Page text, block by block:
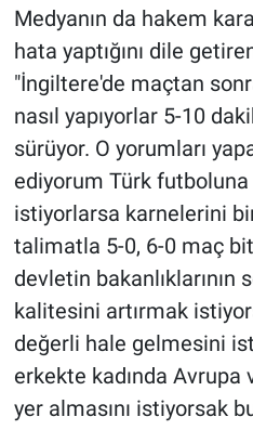
Medyanın da hakem
hata yaptığını dile
"İngiltere'de maçtan
nasıl yapıyorlar 5-10
sürüyor. O yorumları
ediyorum Türk
istiyorlarsa karnelerini
talimatla 5-0, 6-0 maç
devletin bakanlıklarının
kalitesini artırmak
değerli hale gelmesini
erkekte kadında Avrupa
yer almasını istiyorsak